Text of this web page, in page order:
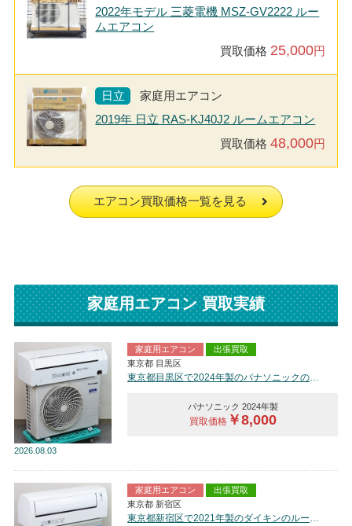
2022年モデル 三菱電機 MSZ-GV2222 ルー
ムエアコン
買取価格 25,000円
日立
家庭用エアコン
2019年 日立 RAS-KJ40J2 ルームエアコン
買取価格48,000円
エアコン買取価格一覧を見る
家庭用エアコン 買取実績
2026 08.03
家庭用エアコン
出張買取
東京都 目黒区
東京都目黒区で2024年製のパナソニックのルームエアコン【中古品】を買取しました。
パナソニック 2024年製
買取価格￥8,000
家庭用エアコン
出張買取
東京都 新宿区
東京都新宿区で2021年製のダイキンのルームエアコン【中古品】を買取しました。